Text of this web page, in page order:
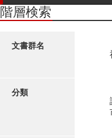
検索システムの利用につい
更新履歴
階層検索
文書群名
分類